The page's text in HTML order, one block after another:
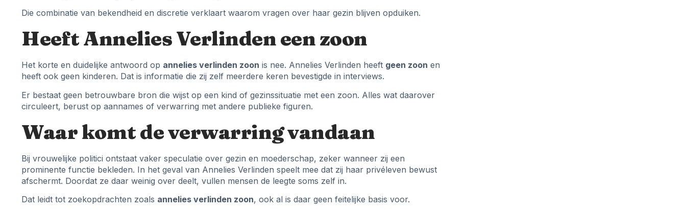
Die combinatie van bekendheid en discretie verklaart waarom vragen over haar gezin blijven opduiken.
Heeft Annelies Verlinden een zoon
Het korte en duidelijke antwoord op annelies verlinden zoon is nee. Annelies Verlinden heeft geen zoon en
heeft ook geen kinderen. Dat is informatie die zij zelf meerdere keren bevestigde in interviews.
Er bestaat geen betrouwbare bron die wijst op een kind of gezinssituatie met een zoon. Alles wat daarover
circuleert, berust op aannames of verwarring met andere publieke figuren.
Waar komt de verwarring vandaan
Bij vrouwelijke politici ontstaat vaker speculatie over gezin en moederschap, zeker wanneer zij een
prominente functie bekleden. In het geval van Annelies Verlinden speelt mee dat zij haar privéleven bewust
afschermt. Doordat ze daar weinig over deelt, vullen mensen de leegte soms zelf in.
Dat leidt tot zoekopdrachten zoals annelies verlinden zoon, ook al is daar geen feitelijke basis voor.